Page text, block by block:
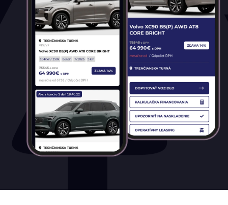
Benzín
Benzín+LPG
Diesel
Elektromobil
Hybrid
Mild hybrid benzín
Mild hybrid diesel
Plugin hybrid